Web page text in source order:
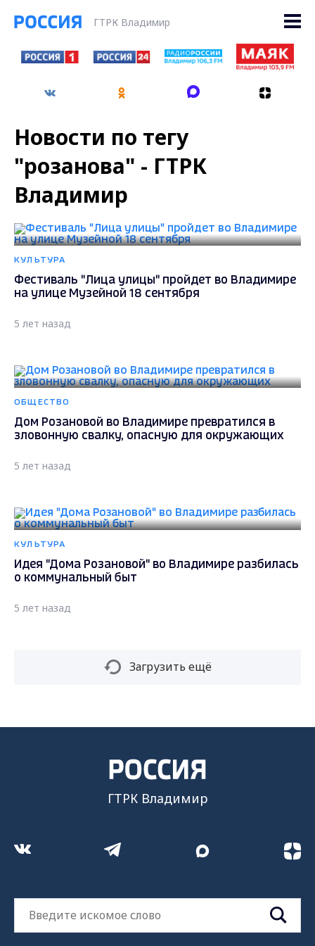
ГТРК Владимир
Новости по тегу
"розанова" - ГТРК
Владимир
КУЛЬТУРА
Фестиваль "Лица улицы" пройдет во Владимире
на улице Музейной 18 сентября
5 лет назад
ОБЩЕСТВО
Дом Розановой во Владимире превратился в
зловонную свалку, опасную для окружающих
5 лет назад
КУЛЬТУРА
Идея "Дома Розановой" во Владимире разбилась
о коммунальный быт
5 лет назад
Загрузить ещё
ГТРК Владимир